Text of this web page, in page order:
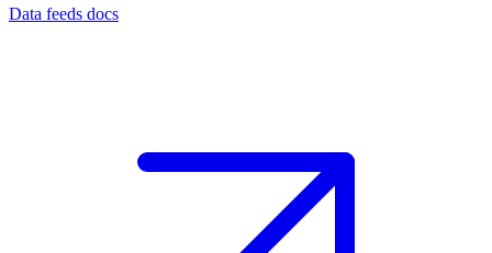
Data feeds docs